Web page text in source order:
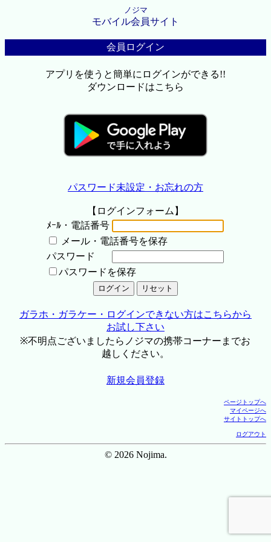
ノジマ
モバイル会員サイト
会員ログイン
アプリを使うと簡単にログインができる!!
ダウンロードはこちら
パスワード未設定・お忘れの方
【ログインフォーム】
ﾒｰﾙ・電話番号
メール・電話番号を保存
パスワード
パスワードを保存
ガラホ・ガラケー・ログインできない方はこちらから
お試し下さい
※不明点ございましたらノジマの携帯コーナーまでお
越しください。
新規会員登録
ページトップへ
マイページへ
サイトトップへ
ログアウト
© 2026 Nojima.